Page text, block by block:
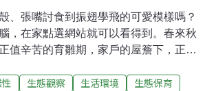
、張嘴討食到振翅學飛的可愛模樣嗎？
，在家點選網站就可以看得到。春來秋
值辛苦的育雛期，家戶的屋簷下，正上
便民眾紀錄家燕的成長過程。春天是燕
生態觀察 生活環境 生態保育